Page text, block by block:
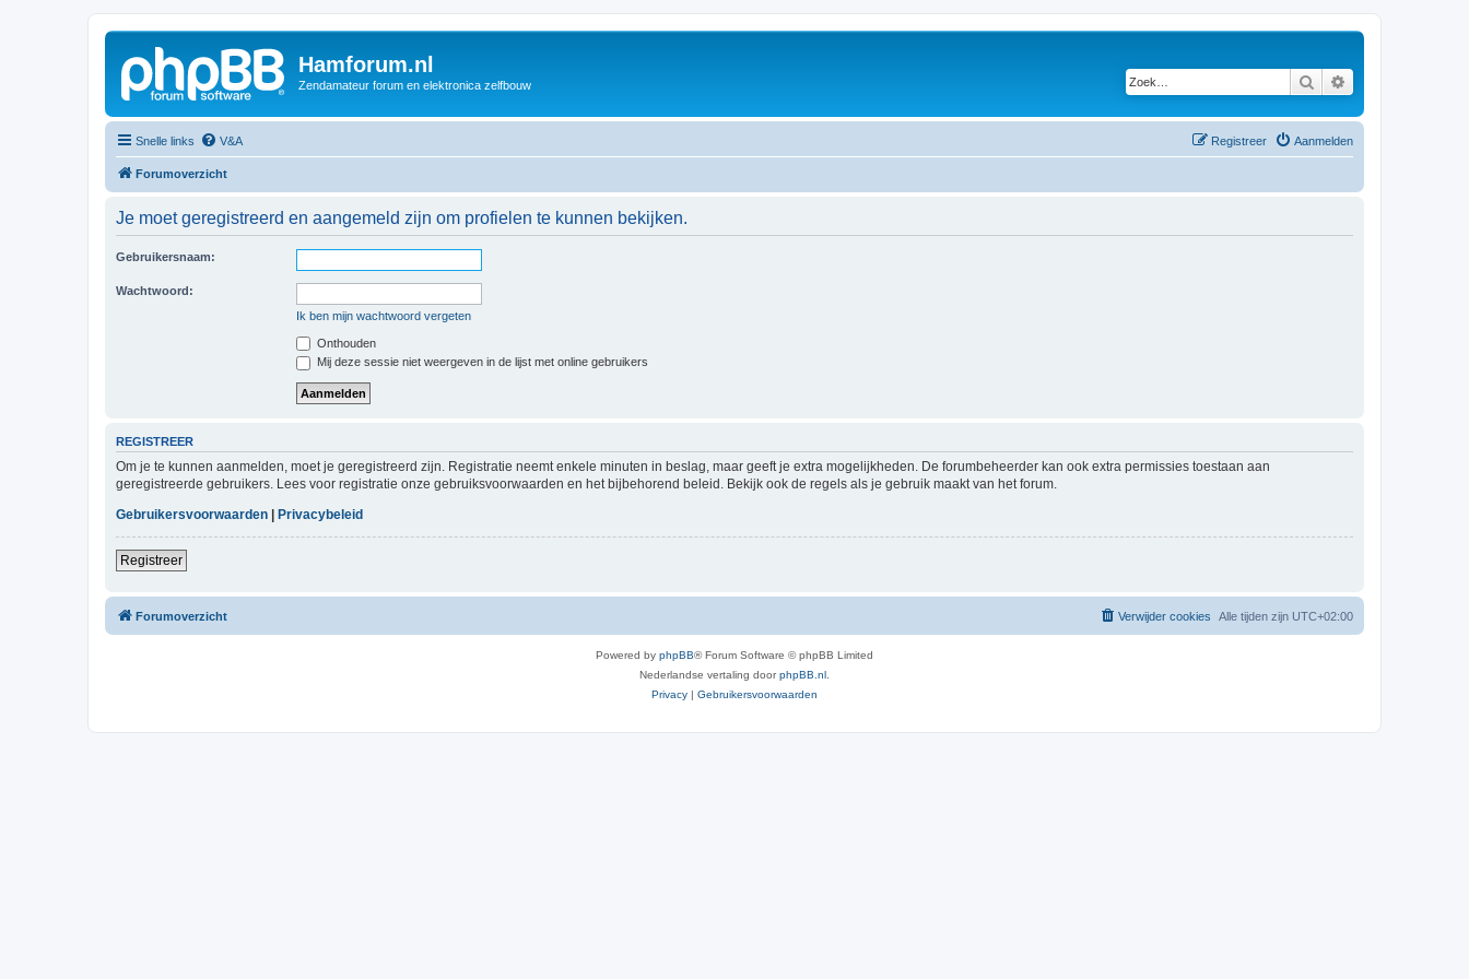
Hamforum.nl
Zendamateur forum en elektronica zelfbouw Zoek
Snelle links V&A Aanmelden
Registreer
Forumoverzicht
Je moet geregistreerd en aangemeld zijn om profielen te kunnen bekijken.
Gebruikersnaam:
Wachtwoord:
Ik ben mijn wachtwoord vergeten
Onthouden
Mij deze sessie niet weergeven in de lijst met online gebruikers
REGISTREER
Om je te kunnen aanmelden, moet je geregistreerd zijn. Registratie neemt enkele minuten in beslag, maar geeft je extra mogelijkheden. De forumbeheerder kan ook extra permissies toestaan aan
geregistreerde gebruikers. Lees voor registratie onze gebruiksvoorwaarden en het bijbehorend beleid. Bekijk ook de regels als je gebruik maakt van het forum.
Gebruikersvoorwaarden
Privacybeleid
Registreer
Forumoverzicht Alle tijden zijn UTC+02:00
Verwijder cookies
Powered by phpBB® Forum Software © phpBB Limited
Nederlandse vertaling doorphpBB.nl.
Privacy | Gebruikersvoorwaarden